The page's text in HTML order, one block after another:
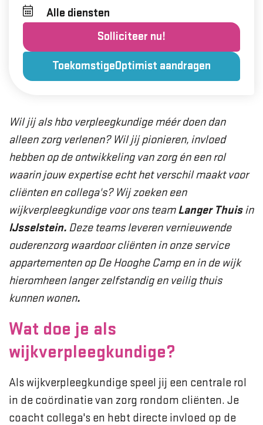
Alle diensten
Solliciteer nu!
ToekomstigeOptimist aandragen
Wil jij als hbo verpleegkundige méér doen dan
alleen zorg verlenen? Wil jij pionieren, invloed
hebben op de ontwikkeling van zorg én een rol
waarin jouw expertise echt het verschil maakt voor
cliënten en collega's? Wij zoeken een
wijkverpleegkundige voor ons teamLanger Thuisin
IJsselstein. Deze teams leveren vernieuwende
ouderenzorg waardoor cliënten in onze service
appartementen op De Hooghe Camp en in de wijk
hieromheen langer zelfstandig en veilig thuis
kunnen wonen.
Wat doe je als
wijkverpleegkundige?
Als wijkverpleegkundige speel jij een centrale rol
in de coördinatie van zorg rondom cliënten. Je
coacht collega's en hebt directe invloed op de